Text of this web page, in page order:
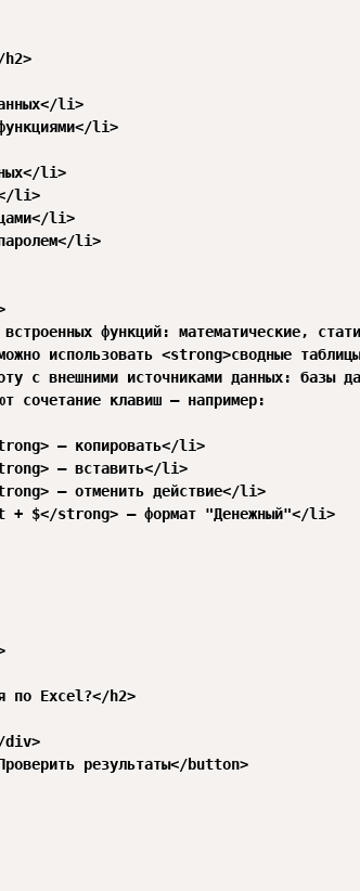
h2>
li>
li>
li>
li>
li>
li>
функций: математические,
использовать <strong>сводные
с внешними источниками данных: базы
сочетание клавиш — например:
— копировать</li>
— вставить</li>
— отменить действие</li>
+ $</strong> — формат "Денежный"</li>
по Excel?</h2>
div>
результаты</button>